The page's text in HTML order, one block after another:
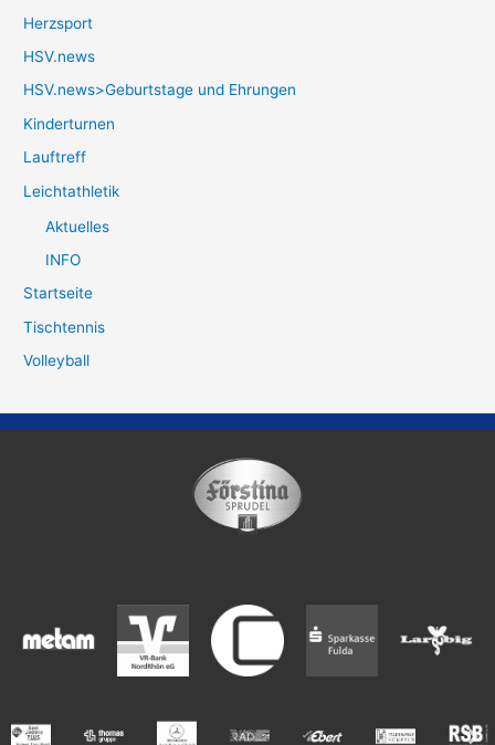
Herzsport
HSV.news
HSV.news>Geburtstage und Ehrungen
Kinderturnen
Lauftreff
Leichtathletik
Aktuelles
INFO
Startseite
Tischtennis
Volleyball